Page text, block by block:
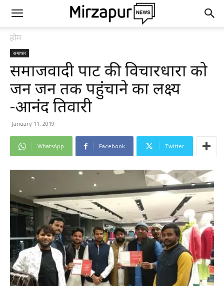
होम
समाचार
समाजवादी पार्टी की विचारधारा को
जन जन तक पहुंचाने का लक्ष्य
-आनंद तिवारी
January 11, 2019
WhatsApp Facebook Twitter